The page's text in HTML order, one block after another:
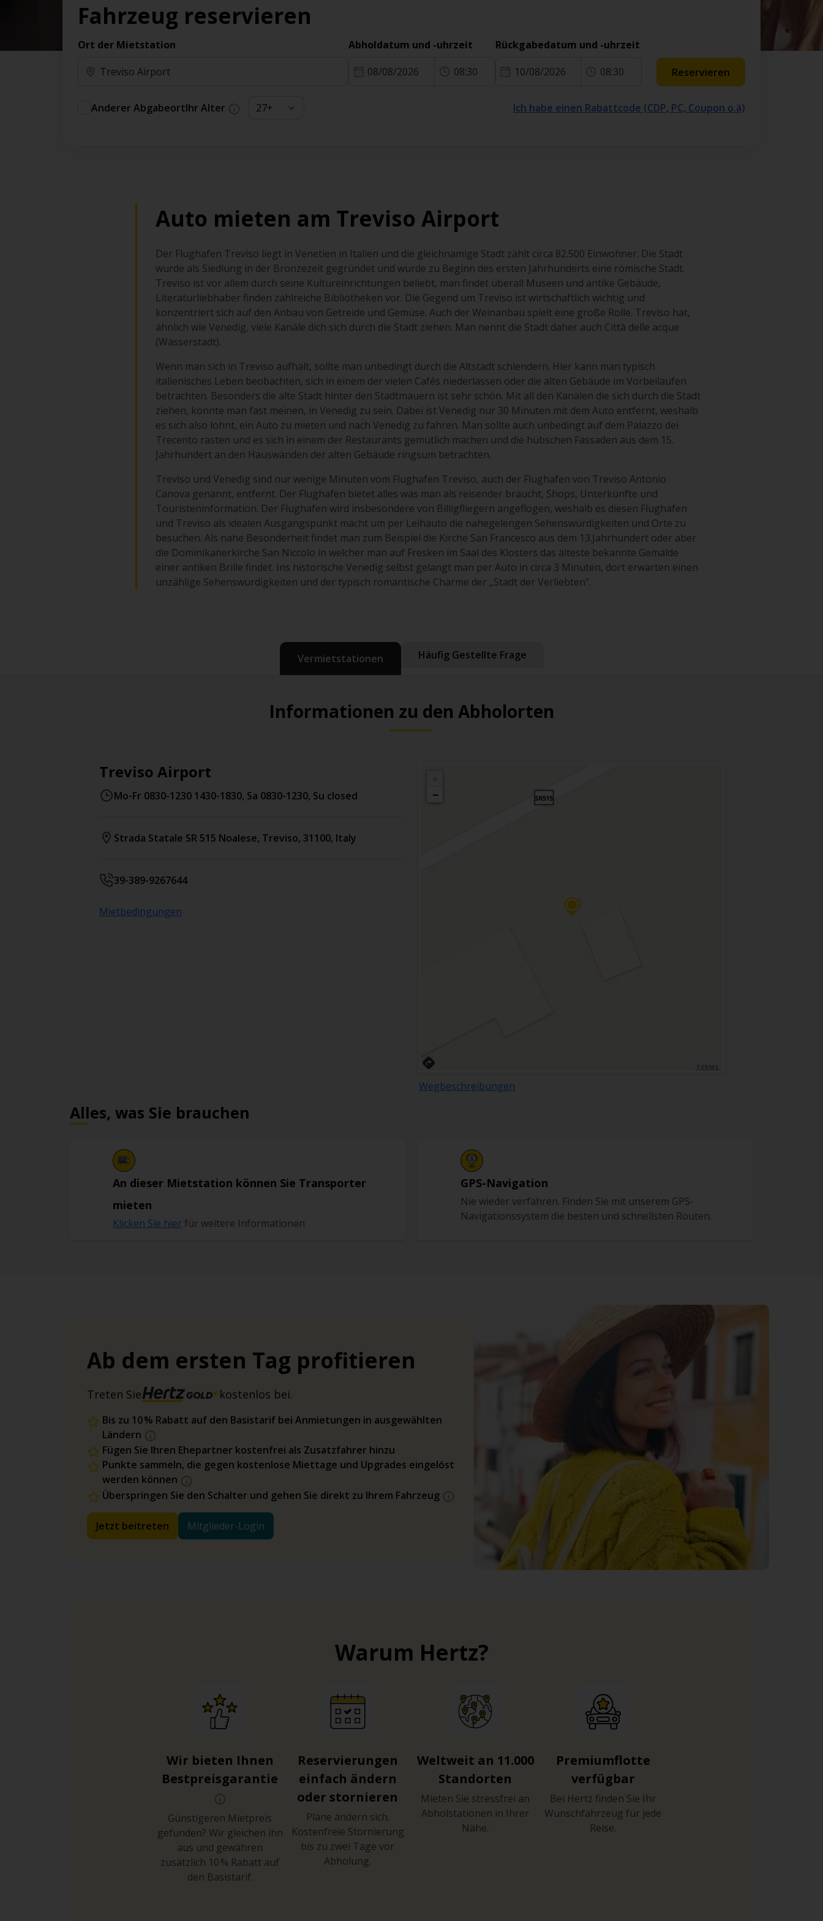
Vorteilen und Prämien an.
Sie können direkt zu Ihrem Auto gehen, ohne
An ausgewählten Standorten erhältlich.
Fahrzeug reservieren
Ort der Mietstation Abholdatum und -uhrzeit
08/08/2026 08:30
Rückgabedatum und -uhrzeit
10/08/2026 08:30 Reservieren
Anderer AbgabeortIhr Alter Ich habe einen Rabattcode (CDP, PC, Coupon o.ä)
Auto mieten am Treviso Airport
Der Flughafen Treviso liegt in Venetien in Italien und die gleichnamige Stadt zählt circa 82.500 Einwohner. Die Stadt
wurde als Siedlung in der Bronzezeit gegründet und wurde zu Beginn des ersten Jahrhunderts eine römische Stadt.
Treviso ist vor allem durch seine Kultureinrichtungen beliebt, man findet überall Museen und antike Gebäude,
Literaturliebhaber finden zahlreiche Bibliotheken vor. Die Gegend um Treviso ist wirtschaftlich wichtig und
konzentriert sich auf den Anbau von Getreide und Gemüse. Auch der Weinanbau spielt eine große Rolle. Treviso hat,
ähnlich wie Venedig, viele Kanäle dich sich durch die Stadt ziehen. Man nennt die Stadt daher auch Città delle acque
(Wasserstadt).
Wenn man sich in Treviso aufhält, sollte man unbedingt durch die Altstadt schlendern. Hier kann man typisch
italienisches Leben beobachten, sich in einem der vielen Cafés niederlassen oder die alten Gebäude im Vorbeilaufen
betrachten. Besonders die alte Stadt hinter den Stadtmauern ist sehr schön. Mit all den Kanälen die sich durch die Stadt
ziehen, könnte man fast meinen, in Venedig zu sein. Dabei ist Venedig nur 30 Minuten mit dem Auto entfernt, weshalb
es sich also lohnt, ein Auto zu mieten und nach Venedig zu fahren. Man sollte auch unbedingt auf dem Palazzo dei
Trecento rasten und es sich in einem der Restaurants gemütlich machen und die hübschen Fassaden aus dem 15.
Jahrhundert an den Hauswänden der alten Gebäude ringsum betrachten.
Treviso und Venedig sind nur wenige Minuten vom Flughafen Treviso, auch der Flughafen von Treviso Antonio
Canova genannt, entfernt. Der Flughafen bietet alles was man als reisender braucht, Shops, Unterkünfte und
Touristeninformation. Der Flughafen wird insbesondere von Billigfliegern angeflogen, weshalb es diesen Flughafen
und Treviso als idealen Ausgangspunkt macht um per Leihauto die nahegelengen Sehenswürdigkeiten und Orte zu
besuchen. Als nahe Besonderheit findet man zum Beispiel die Kirche San Francesco aus dem 13.Jahrhundert oder aber
die Dominikanerkirche San Niccolo in welcher man auf Fresken im Saal des Klosters das älteste bekannte Gemälde
einer antiken Brille findet. Ins historische Venedig selbst gelangt man per Auto in circa 3 Minuten, dort erwarten einen
unzählige Sehenswürdigkeiten und der typisch romantische Charme der „Stadt der Verliebten".
Vermietstationen Häufig Gestellte Frage
Informationen zu den Abholorten
Treviso Airport
Mo-Fr 0830-1230 1430-1830, Sa 0830-1230, Su closed
Strada Statale SR 515 Noalese, Treviso, 31100, Italy
39-389-9267644
Mietbedingungen
−
Wegbeschreibungen
Alles, was Sie brauchen
An dieser Mietstation können Sie Transporter
mieten
Klicken Sie hier für weitere Informationen
GPS-Navigation
Nie wieder verfahren. Finden Sie mit unserem GPS-
Navigationssystem die besten und schnellsten Routen.
Ab dem ersten Tag profitieren
Treten Sie kostenlos bei.
Bis zu 10 % Rabatt auf den Basistarif bei Anmietungen in ausgewählten
Ländern
Fügen Sie Ihren Ehepartner kostenfrei als Zusatzfahrer hinzu
Punkte sammeln, die gegen kostenlose Miettage und Upgrades eingelöst
werden können
Überspringen Sie den Schalter und gehen Sie direkt zu Ihrem Fahrzeug
Jetzt beitreten Mitglieder-Login
Warum Hertz?
Wir bieten Ihnen
Bestpreisgarantie
Günstigeren Mietpreis
gefunden? Wir gleichen ihn
aus und gewähren
zusätzlich 10 % Rabatt auf
den Basistarif.
Reservierungen
einfach ändern
oder stornieren
Pläne ändern sich.
Kostenfreie Stornierung
bis zu zwei Tage vor
Abholung.
Weltweit an 11.000
Standorten
Mieten Sie stressfrei an
Abholstationen in Ihrer
Nähe.
Premiumflotte
verfügbar
Bei Hertz finden Sie Ihr
Wunschfahrzeug für jede
Reise.